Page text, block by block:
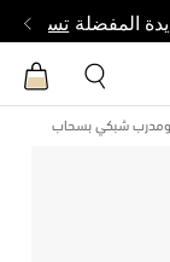
المفضلة تسوق
ومدرب شبكي بسحاب